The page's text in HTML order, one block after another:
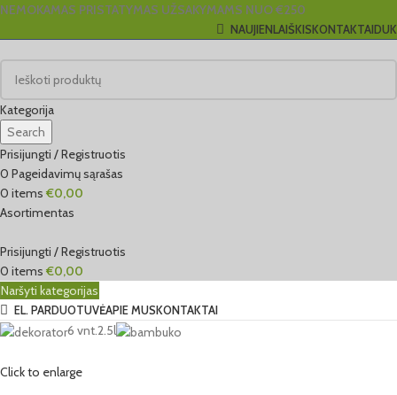
NEMOKAMAS PRISTATYMAS UŽSAKYMAMS NUO €250
NAUJIENLAIŠKISKONTAKTAIDUK
Kategorija
Search
Prisijungti / Registruotis
0 Pageidavimų sąrašas
0 items €0,00
Asortimentas
Prisijungti / Registruotis
0 items €0,00
Naršyti kategorijas
EL. PARDUOTUVĖAPIE MUSKONTAKTAI
6 vnt.2.5l
Click to enlarge